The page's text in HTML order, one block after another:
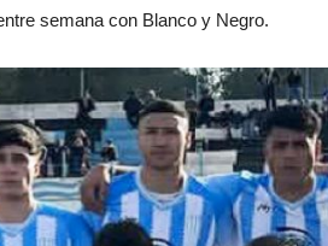
semana con Blanco y Negro.